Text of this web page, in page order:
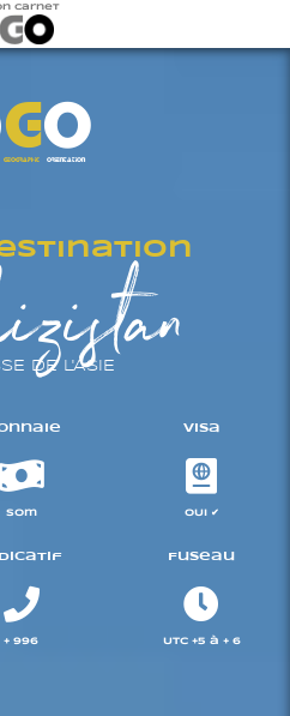
Carnet
GO
orientation
DE L'ASIE
Som
Visa
OUI ✔︎
+ 996
Fuseau
UTC +5 à + 6